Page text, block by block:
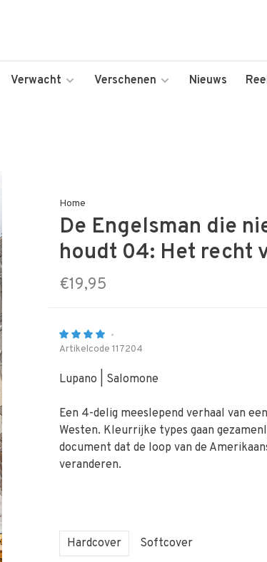
Verwacht Verschenen Nieuws
Home
De Engelsman die
houdt 04: Het recht
€19,95
•
Artikelcode 117204
Lupano | Salomone
Een 4-delig meeslepend verhaal van
Westen. Kleurrijke types gaan
document dat de loop van de
veranderen.
Hardcover Softcover